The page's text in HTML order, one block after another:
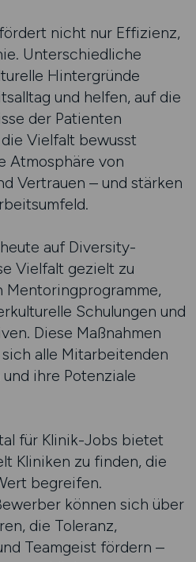
nicht nur Effizienz,
Unterschiedliche
Hintergründe
und helfen, auf die
der Patienten
Vielfalt bewusst
Atmosphäre von
Vertrauen – und stärken
auf Diversity-
Vielfalt gezielt zu
Mentoringprogramme,
Schulungen und
Diese Maßnahmen
alle Mitarbeitenden
ihre Potenziale
für Klinik-Jobs bietet
Kliniken zu finden, die
begreifen.
können sich über
die Toleranz,
Teamgeist fördern –